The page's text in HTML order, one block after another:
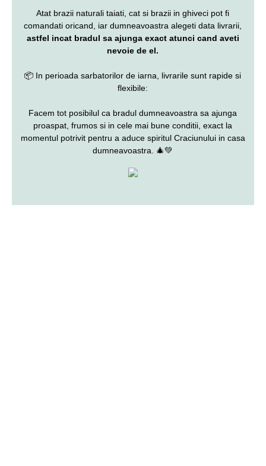
Atat brazii naturali taiati, cat si brazii in ghiveci pot fi
comandati oricand, iar dumneavoastra alegeti data livrarii,
astfel incat bradul sa ajunga exact atunci cand aveti
nevoie de el.
📦 In perioada sarbatorilor de iarna, livrarile sunt rapide si
flexibile:
Facem tot posibilul ca bradul dumneavoastra sa ajunga
proaspat, frumos si in cele mai bune conditii, exact la
momentul potrivit pentru a aduce spiritul Craciunului in casa
dumneavoastra. 🎄💚